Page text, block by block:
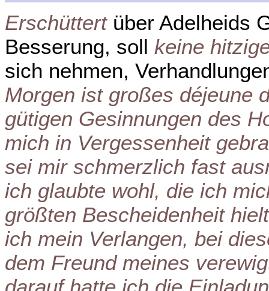
Erschüttertüber Adelheids
Besserung, soll keine
sich nehmen,
Morgen ist großes déjeune
gütigen Gesinnungen des
mich in Vergessenheit
sei mir schmerzlich fast
ich glaubte wohl, die ich
größten Bescheidenheit
ich mein Verlangen, bei
dem Freund meines